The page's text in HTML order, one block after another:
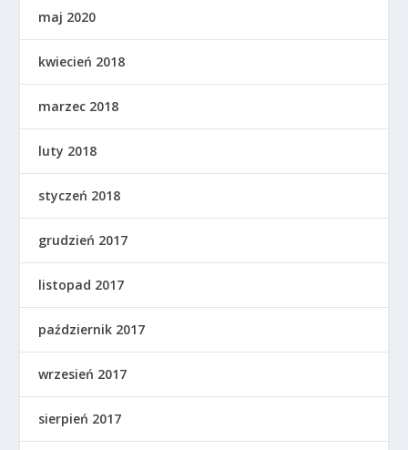
maj 2020
kwiecień 2018
marzec 2018
luty 2018
styczeń 2018
grudzień 2017
listopad 2017
październik 2017
wrzesień 2017
sierpień 2017